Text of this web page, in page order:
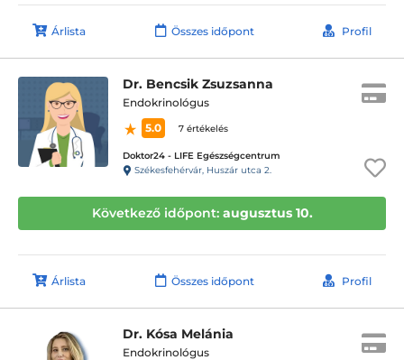
Árlista Összes időpont Profil
Dr. Bencsik Zsuzsanna
Endokrinológus
5.0
7 értékelés
Doktor24 - LIFE Egészségcentrum
Székesfehérvár, Huszár utca 2.
Következő időpont: augusztus 10.
Árlista Összes időpont Profil
Dr. Kósa Melánia
Endokrinológus